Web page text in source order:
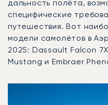
дальность полёта,
специфические
путешествия. Вот
модели самолётов в
2025: Dassault Falcon
Mustang и Embraer